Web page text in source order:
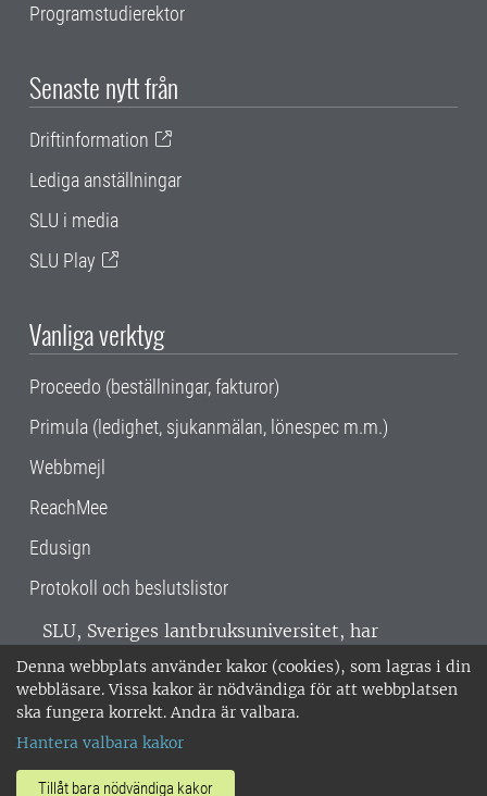
Denna webbplats använder kakor (cookies), som lagras i din
webbläsare. Vissa kakor är nödvändiga för att webbplatsen
ska fungera korrekt. Andra är valbara.
Hantera valbara kakor
Tillåt bara nödvändiga kakor
Programstudierektor
Senaste nytt från
Driftinformation
Lediga anställningar
SLU i media
SLU Play
Vanliga verktyg
Proceedo (beställningar, fakturor)
Primula (ledighet, sjukanmälan, lönespec m.m.)
Webbmejl
ReachMee
Edusign
Protokoll och beslutslistor
SLU, Sveriges lantbruksuniversitet, har
verksamhet över hela Sverige. Huvudorter är
Alnarp, Uppsala och Umeå.SLU är
miljöcertifierat enligt ISO 14001. •
018-67 10 00 • Org nr: 202100-2817 •
Om SLU:s webbplatser